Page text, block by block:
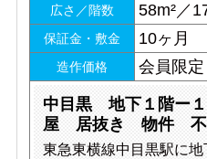
広さ／階数 58m²／
保証金・敷金 10ヶ月
造作価格 会員限定
中目黒 地下１階ー
屋 居抜き 物件 不
東急東横線中目黒駅に